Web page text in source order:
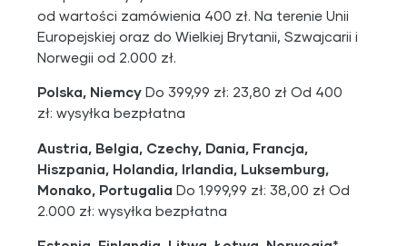
od wartości zamówienia 400 zł. Na terenie Unii
Europejskiej oraz do Wielkiej Brytanii, Szwajcarii i
Norwegii od 2.000 zł.
Polska, Niemcy Do 399,99 zł: 23,80 zł Od 400
zł: wysyłka bezpłatna
Austria, Belgia, Czechy, Dania, Francja,
Hiszpania, Holandia, Irlandia, Luksemburg,
Monako, Portugalia Do 1.999,99 zł: 38,00 zł Od
2.000 zł: wysyłka bezpłatna